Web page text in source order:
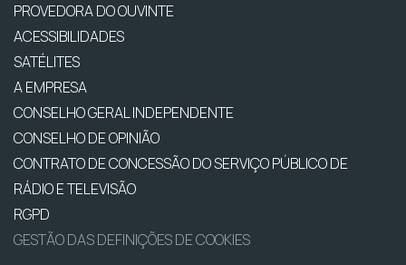
PROVEDORA DO OUVINTE
ACESSIBILIDADES
SATÉLITES
A EMPRESA
CONSELHO GERAL INDEPENDENTE
CONSELHO DE OPINIÃO
CONTRATO DE CONCESSÃO DO SERVIÇO PÚBLICO DE
RÁDIO E TELEVISÃO
RGPD
GESTÃO DAS DEFINIÇÕES DE COOKIES